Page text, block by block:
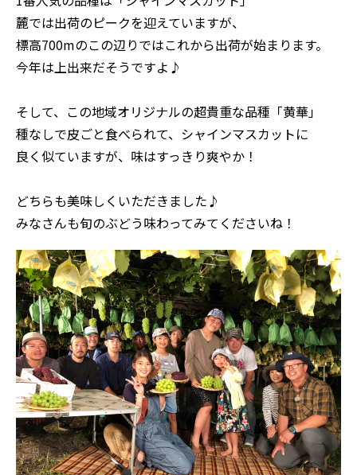
麓では出荷のピークを迎えていますが、
標高700mのこの辺りではこれから出荷が始まります。
今年は上出来だそうですよ♪
そして、この地域オリジナルの超貴重な品種「黄華」
種なしで皮ごと食べられて、シャインマスカットに
良く似ていますが、味はすっきり爽やか！
どちらも美味しくいただきました♪
みなさんも旬のぶどう味わってみてくださいね！